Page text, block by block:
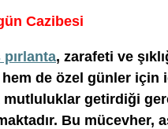
Cazibesi
, zarafeti ve
de özel günler için
mutluluklar getirdiği
Bu mücevher,